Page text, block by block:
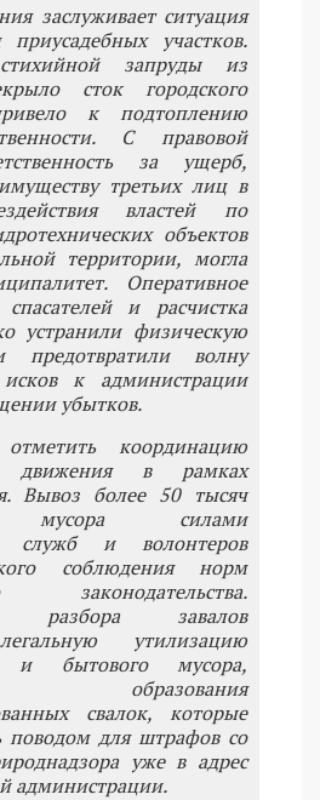
заслуживает ситуация
участков.
запруды из
сток городского
к подтоплению
С правовой
за ущерб,
третьих лиц в
властей по
объектов
территории, могла
Оперативное
спасателей и расчистка
устранили физическую
волну
к администрации
убытков.
координацию
движения в рамках
Вывоз более 50 тысяч
мусора силами
служб и волонтеров
соблюдения норм
законодательства.
разбора завалов
утилизацию
и бытового мусора,
образования
свалок, которые
поводом для штрафов со
уже в адрес
администрации.